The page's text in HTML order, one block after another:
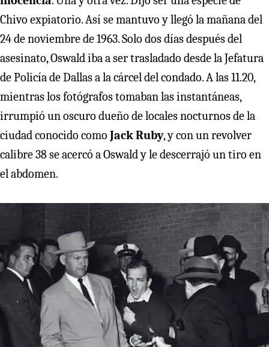
Chivo expiatorio. Así se mantuvo y llegó la mañana del
24 de noviembre de 1963. Solo dos días después del
asesinato, Oswald iba a ser trasladado desde la Jefatura
de Policía de Dallas a la cárcel del condado. A las 11.20,
mientras los fotógrafos tomaban las instantáneas,
irrumpió un oscuro dueño de locales nocturnos de la
ciudad conocido como Jack Ruby, y con un revolver
calibre 38 se acercó a Oswald y le descerrajó un tiro en
el abdomen.